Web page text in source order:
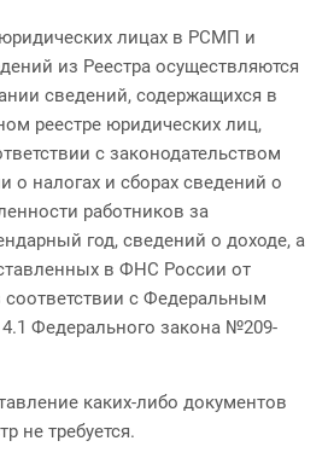
лицах в РСМП и
из Реестра осуществляются
сведений, содержащихся в
реестре юридических лиц,
с законодательством
о налогах и сборах сведений о
работников за
год, сведений о доходе, а
в ФНС России от
соответствии с Федеральным
Федерального закона №209-
каких-либо документов
не требуется.